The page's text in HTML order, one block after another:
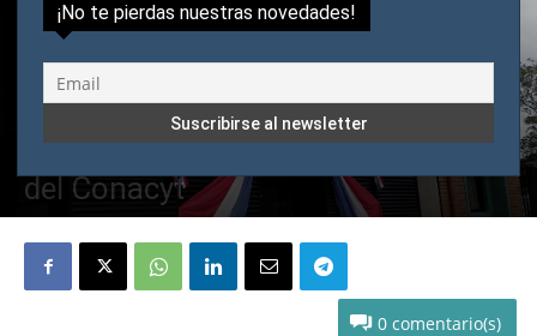
Más de 700 investigadores
compiten para ingresar al PRONII
del Conacyt
0
¡No te pierdas nuestras novedades!